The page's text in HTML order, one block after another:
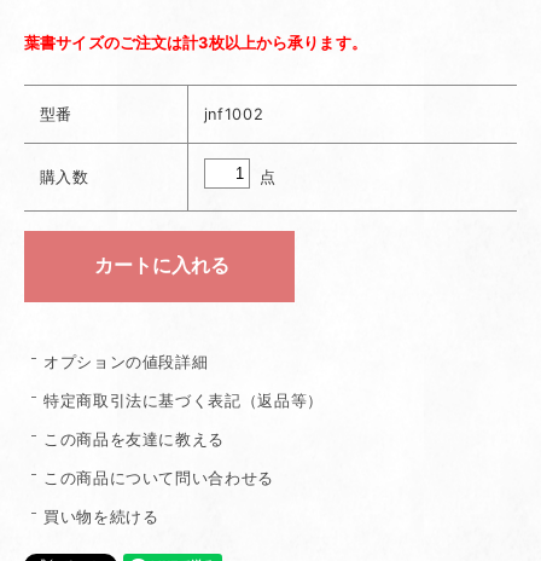
葉書サイズのご注文は計3枚以上から承ります。
型番 jnf1002
購入数 点
オプションの値段詳細
特定商取引法に基づく表記（返品等）
この商品を友達に教える
この商品について問い合わせる
買い物を続ける